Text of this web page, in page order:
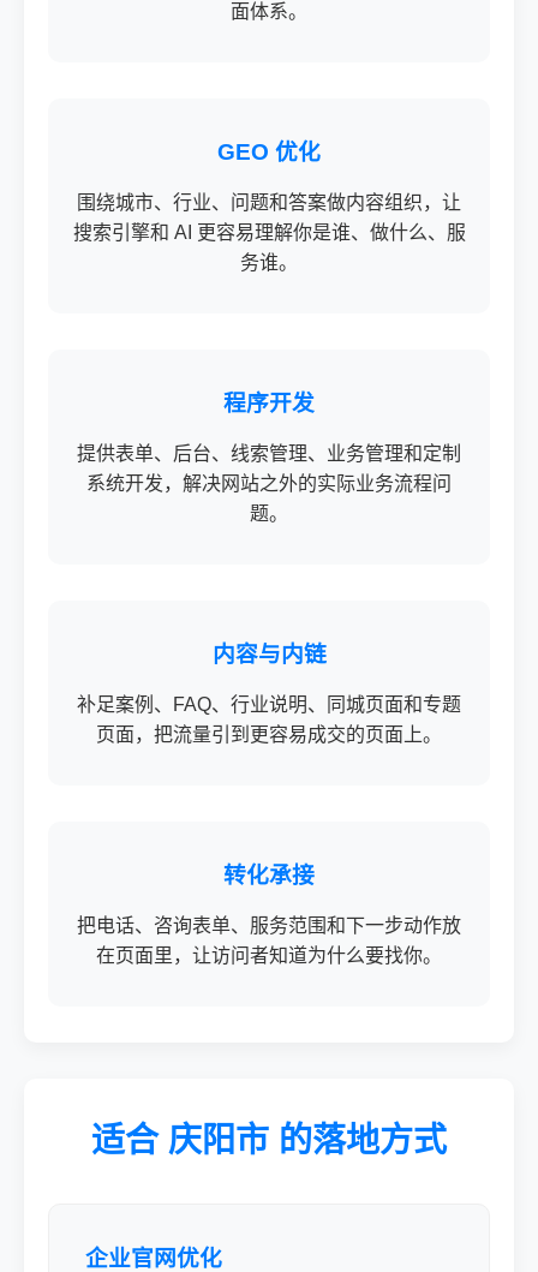
面体系。
GEO 优化
围绕城市、行业、问题和答案做内容组织，让
搜索引擎和 AI 更容易理解你是谁、做什么、服
务谁。
程序开发
提供表单、后台、线索管理、业务管理和定制
系统开发，解决网站之外的实际业务流程问
题。
内容与内链
补足案例、FAQ、行业说明、同城页面和专题
页面，把流量引到更容易成交的页面上。
转化承接
把电话、咨询表单、服务范围和下一步动作放
在页面里，让访问者知道为什么要找你。
适合 庆阳市 的落地方式
企业官网优化